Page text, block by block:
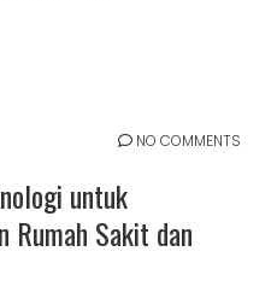
NO COMMENTS
untuk
Rumah Sakit dan